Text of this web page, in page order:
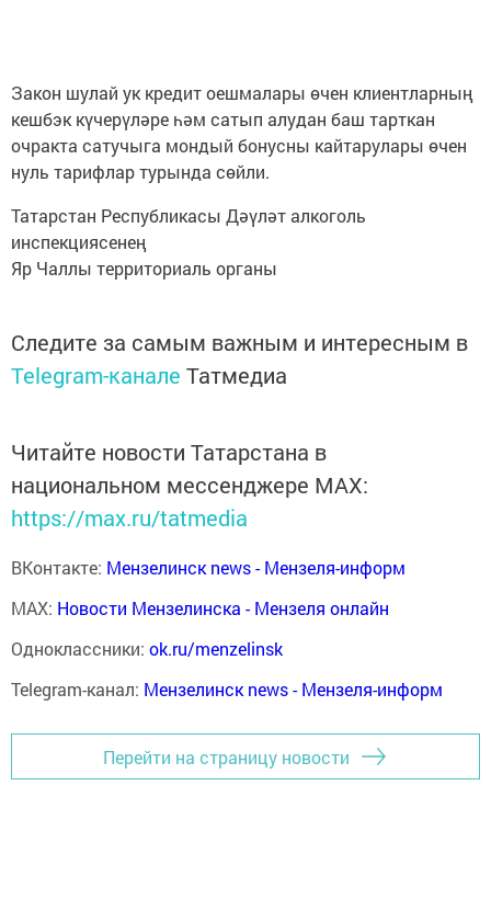
Закон шулай ук кредит оешмалары өчен клиентларның
кешбэк күчерүләре һәм сатып алудан баш тарткан
очракта сатучыга мондый бонусны кайтарулары өчен
нуль тарифлар турында сөйли.
Татарстан Республикасы Дәүләт алкоголь
инспекциясенең
Яр Чаллы территориаль органы
Следите за самым важным и интересным в
Telegram-канале Татмедиа
Читайте новости Татарстана в
национальном мессенджере MАХ:
https://max.ru/tatmedia
ВКонтакте: Мензелинск news - Мензеля-информ
MAX: Новости Мензелинска - Мензеля онлайн
Одноклассники: ok.ru/menzelinsk
Telegram-канал: Мензелинск news - Мензеля-информ
Перейти на страницу новости